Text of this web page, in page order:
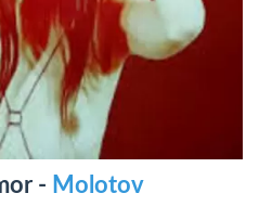
- Molotov